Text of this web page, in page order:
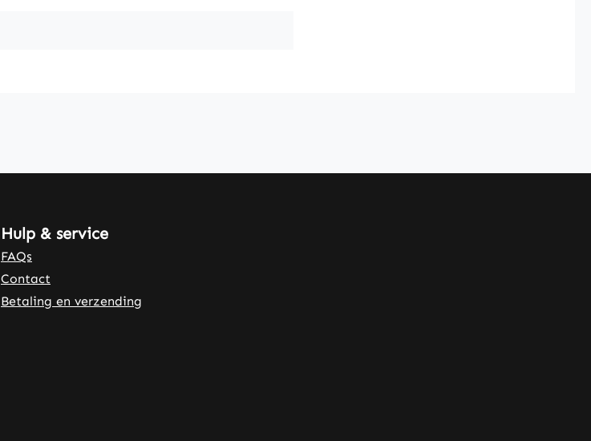
Hulp & service
FAQs
Contact
Betaling en verzending